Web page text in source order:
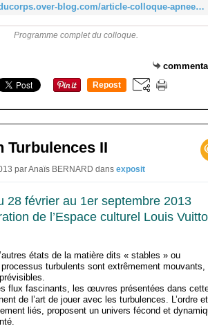
http://leblogducorps.over-blog.com/article-colloque-apnees-117098998.html
Programme complet du colloque.
Repost
Turbulences II
par Anaïs BERNARD dans exposit
28 février au 1er septembre 2013
de l’Espace culturel Louis
états de la matière dits « stables » ou
turbulents sont extrêmement mouvants,
flux fascinants, les œuvres présentées dans
de l’art de jouer avec les turbulences. L’ordre
liés, proposent un univers fécond et